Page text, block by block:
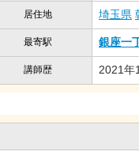
居住地 埼玉県
最寄駅 銀座一
講師歴 2021年